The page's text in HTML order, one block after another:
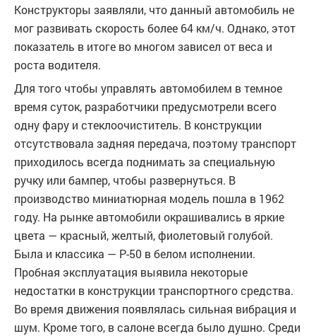
Конструкторы заявляли, что данный автомобиль не
мог развивать скорость более 64 км/ч. Однако, этот
показатель в итоге во многом зависел от веса и
роста водителя.
Для того чтобы управлять автомобилем в темное
время суток, разработчики предусмотрели всего
одну фару и стеклоочиститель. В конструкции
отсутствовала задняя передача, поэтому транспорт
приходилось всегда поднимать за специальную
ручку или бампер, чтобы развернуться. В
производство миниатюрная модель пошла в 1962
году. На рынке автомобили окрашивались в яркие
цвета — красный, желтый, фиолетовый голубой.
Была и классика — P-50 в белом исполнении.
Пробная эксплуатация выявила некоторые
недостатки в конструкции транспортного средства.
Во время движения появлялась сильная вибрация и
шум. Кроме того, в салоне всегда было душно. Среди